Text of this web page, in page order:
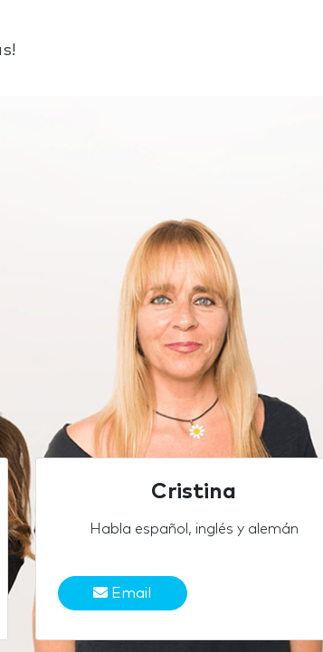
Cristina
Habla español, inglés y alemán
Email